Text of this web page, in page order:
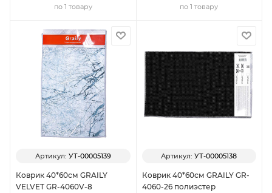
по 1 товару по 1 товару
Артикул: УТ-00005139
Коврик 40*60см GRAILY
VELVET GR-4060V-8
Артикул:УТ-00005138
Коврик 40*60см GRAILY GR-
4060-26 полиэстер